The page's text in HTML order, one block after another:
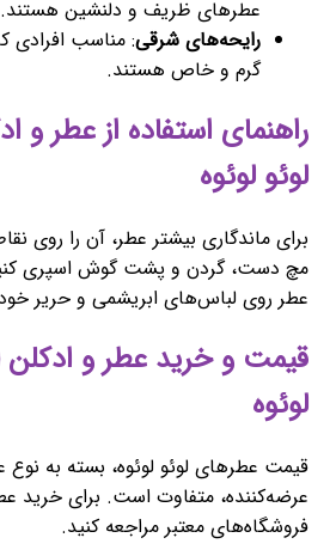
عطرهای ظریف و دلنشین هستند.
رایحه‌های شرقی: مناسب افرادی
گرم و خاص هستند.
لوئو لوئوه
برای ماندگاری بیشتر عطر، آن را روی
مچ دست، گردن و پشت گوش اسپری
عطر روی لباس‌های ابریشمی و حریر
لوئوه
قیمت عطرهای لوئو لوئوه، بسته به
عرضه‌کننده، متفاوت است. برای خرید
فروشگاه‌های معتبر مراجعه کنید.